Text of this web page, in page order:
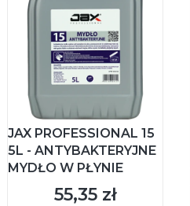
JAX PROFESSIONAL 15
5L - ANTYBAKTERYJNE
MYDŁO W PŁYNIE
Cena
55,35 zł